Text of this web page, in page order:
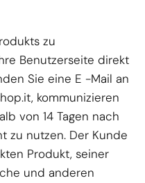
zu
Benutzerseite direkt
Sie eine E -Mail an
kommunizieren
von 14 Tagen nach
zu nutzen. Der Kunde
Produkt, seiner
und anderen